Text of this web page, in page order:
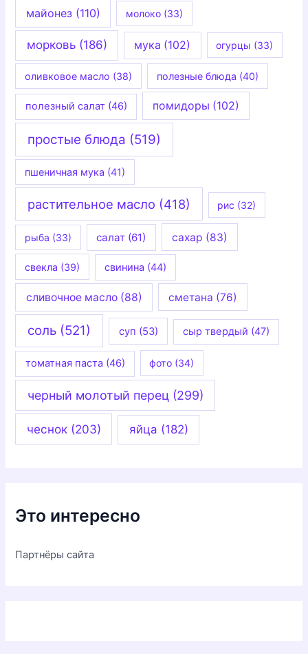
майонез(110) молоко (33)
морковь(186) мука (102) огурцы (33)
оливковое масло (38) полезные блюда (40)
полезный салат(46) помидоры (102)
простые блюда (519)
пшеничная мука (41)
растительное масло (418) рис (32)
рыба (33) салат (61) сахар (83)
свекла (39) свинина (44)
сливочное масло(88) сметана (76)
соль (521) суп (53) сыр твердый (47)
томатная паста (46) фото (34)
черный молотый перец(299)
чеснок(203) яйца (182)
Это интересно
Партнёры сайта